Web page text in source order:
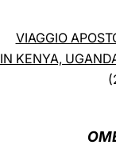
VIAGGIO
IN KENYA,